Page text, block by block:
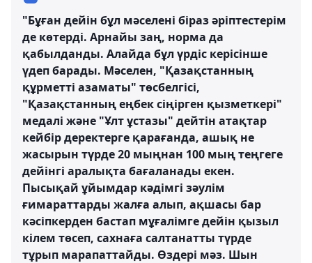
"Бұған дейін бұл мәселені біраз әріптестерім
де көтерді. Арнайы заң, норма да
қабылданды. Алайда бұл үрдіс керісінше
үдеп барады. Мәселен, "Қазақстанның
құрметті азаматы" төсбелгісі,
"Қазақстанның еңбек сіңірген қызметкері"
медалі және "Ұлт ұстазы" дейтін атақтар
кейбір деректерге қарағанда, ашық не
жасырын түрде 20 мыңнан 100 мың теңгеге
дейінгі аралықта бағаланады екен.
Пысықай ұйымдар кәдімгі зәулім
ғимараттарды жалға алып, ақшасы бар
кәсіпкерден бастап мұғалімге дейін қызыл
кілем төсеп, сахнаға салтанатты түрде
тұрып марапаттайды. Өздері мәз. Шын